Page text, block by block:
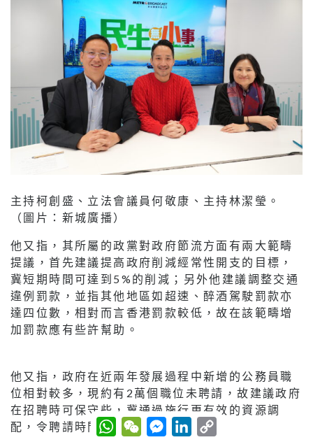
主持柯創盛、立法會議員何敬康、主持林潔瑩。
（圖片：新城廣播）
他又指，其所屬的政黨對政府節流方面有兩大範疇
提議，首先建議提高政府削減經常性開支的目標，
冀短期時間可達到5%的削減；另外他建議調整交通
違例罰款，並指其他地區如超速、醉酒駕駛罰款亦
達四位數，相對而言香港罰款較低，故在該範疇增
加罰款應有些許幫助。
他又指，政府在近兩年發展過程中新增的公務員職
位相對較多，現約有2萬個職位未聘請，故建議政府
在招聘時可保守些，冀通過施行更有效的資源調
配，令聘請時間表延後半年或一年。
W
h
W
e
M
e
L